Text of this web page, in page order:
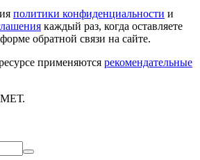
политики конфиденциальности и
каждый раз, когда оставляете
обратной связи на сайте.
применяются рекомендательные